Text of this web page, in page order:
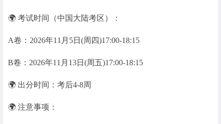
🌍 考试时间（中国大陆考区）：
A卷：2026年11月5日(周四)17:00-18:15
B卷：2026年11月13日(周五)17:00-18:15
🌍 出分时间：考后4-8周
🌍 注意事项：